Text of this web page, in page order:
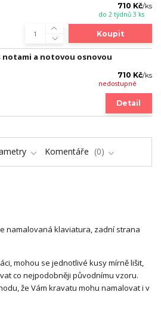
710 Kč/ks
do 2 týdnů 3 ks
Koupit
notami a notovou osnovou
710 Kč/ks
nedostupné
Detail
Komentáře 0
namalovaná klaviatura, zadní strana
mohou se jednotlivé kusy mírně lišit,
co nejpodobněji původnímu vzoru.
že Vám kravatu mohu namalovat i v